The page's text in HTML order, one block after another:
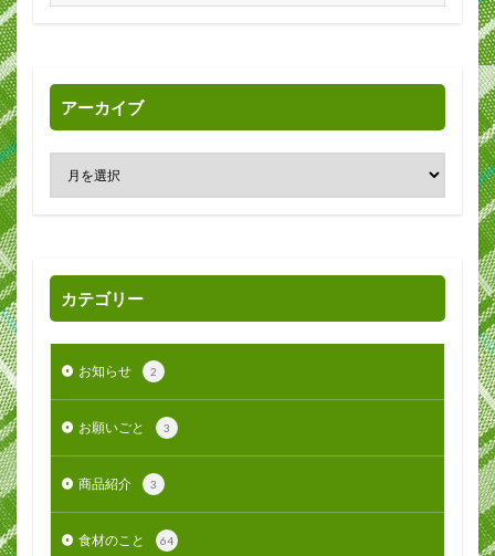
アーカイブ
カテゴリー
お知らせ 2
お願いごと 3
商品紹介 3
食材のこと 64